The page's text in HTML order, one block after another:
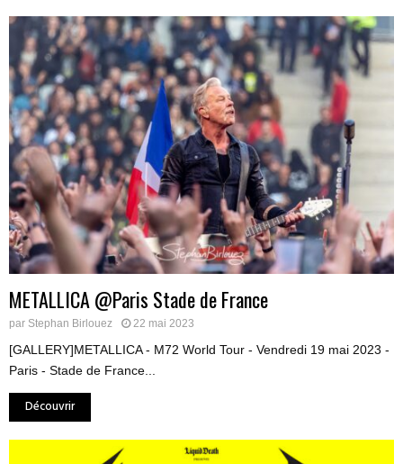
METALLICA @Paris Stade de France
par Stephan Birlouez 22 mai 2023
[GALLERY]METALLICA - M72 World Tour - Vendredi 19 mai 2023 -
Paris - Stade de France...
Découvrir